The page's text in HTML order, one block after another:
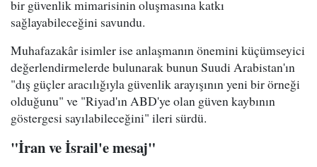
bir güvenlik mimarisinin oluşmasına katkı
sağlayabileceğini savundu.
Muhafazakâr isimler ise anlaşmanın önemini küçümseyici
değerlendirmelerde bulunarak bunun Suudi Arabistan'ın
"dış güçler aracılığıyla güvenlik arayışının yeni bir örneği
olduğunu" ve "Riyad'ın ABD'ye olan güven kaybının
göstergesi sayılabileceğini" ileri sürdü.
"İran ve İsrail'e mesaj"